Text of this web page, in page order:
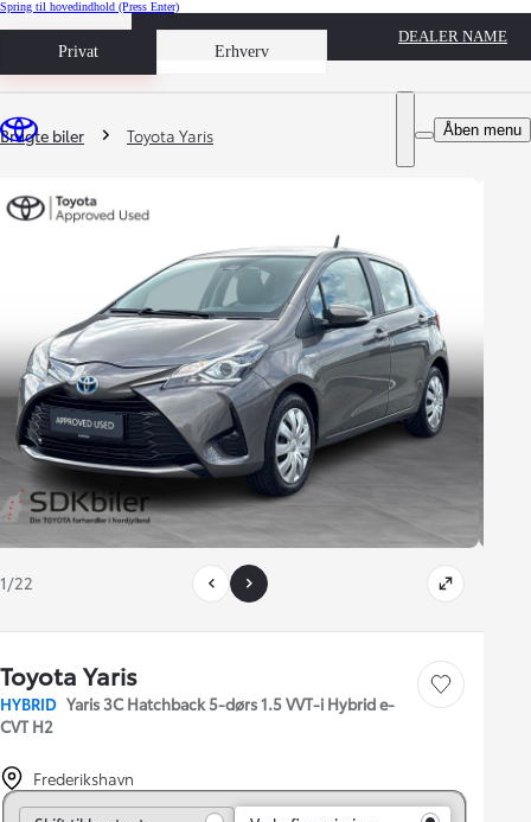
Spring til hovedindhold (Press Enter)
Privat Erhverv
Book prøvetur
DEALER NAME
Åben menu
Du er her
Brugte biler Toyota Yaris
1/22
Toyota Yaris
HYBRID Yaris 3C Hatchback 5-dørs 1.5 VVT-i Hybrid e-
CVT H2
Gem bil
Frederikshavn
Skift til kontant